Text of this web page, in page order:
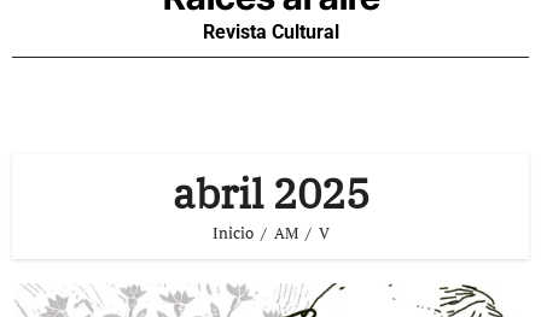
Revista Cultural
abril 2025
Inicio AM V